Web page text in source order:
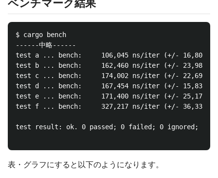
ベンチマーク結果
$ cargo bench
------中略------
test a ... bench:     106,045 ns/iter (+/- 16,800)
test b ... bench:     162,460 ns/iter (+/- 23,986)
test c ... bench:     174,002 ns/iter (+/- 22,692)
test d ... bench:     167,454 ns/iter (+/- 15,830)
test e ... bench:     171,400 ns/iter (+/- 25,176)
test f ... bench:     327,217 ns/iter (+/- 36,332)
test result: ok. 0 passed; 0 failed; 0 ignored; 6
表・グラフにすると以下のようになります。